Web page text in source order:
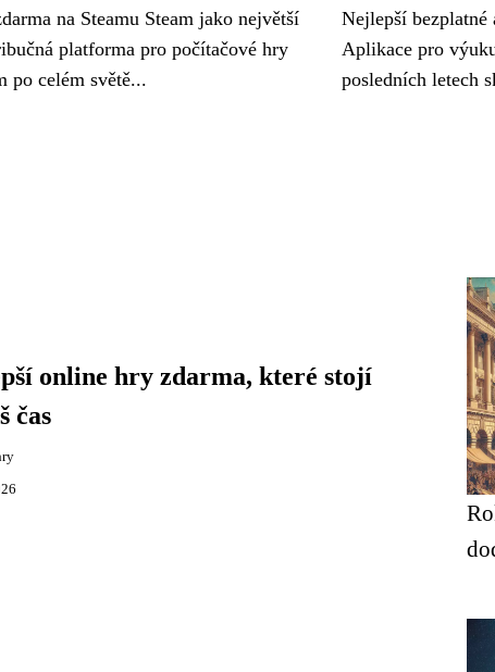
na Steamu Steam jako největší
platforma pro počítačové hry
po celém světě...
Nejlepší
Aplikace pro
posledních letech
online hry zdarma, které stojí
čas